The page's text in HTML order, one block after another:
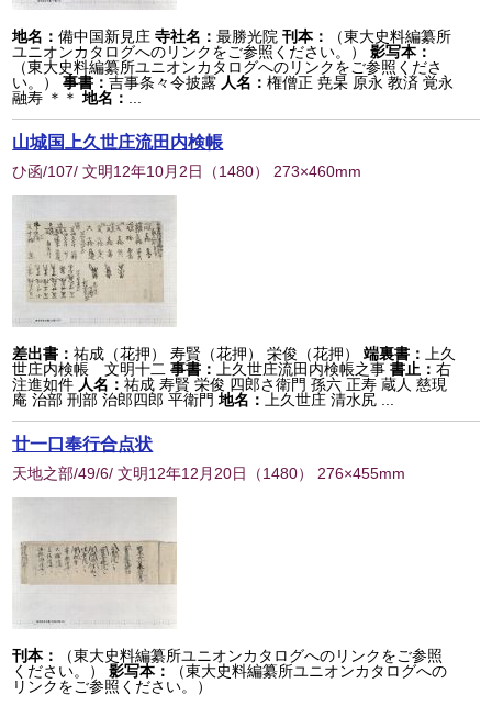
地名：備中国新見庄 寺社名：最勝光院 刊本：
（東大史料編纂所
ユニオンカタログへのリンクをご参照ください。）
影写本：
（東大史料編纂所ユニオンカタログへのリンクをご参照くださ
い。）
事書：吉事条々令披露 人名：権僧正 尭杲 原永 教済 覚永
融寿 ＊＊ 地名：
山城国上久世庄流田内検帳
ひ函/107/ 文明12年10月2日 （1480） 273×460mm
差出書：祐成（花押） 寿賢（花押） 栄俊（花押） 端裏書：
上久
世庄内検帳 文明十二 事書： 上久世庄流田内検帳之事書止：右
注進如件 人名：祐成 寿賢 栄俊 四郎さ衛門 孫六 正寿 蔵人 慈現
庵 治部 刑部 治郎四郎 平衛門 地名： 上久世庄 清水尻 ...
廿一口奉行合点状
天地之部/49/6/ 文明12年12月20日 （1480） 276×455mm
刊本：
（東大史料編纂所ユニオンカタログへのリンクをご参照
ください。）
影写本：
（東大史料編纂所ユニオンカタログへの
リンクをご参照ください。）